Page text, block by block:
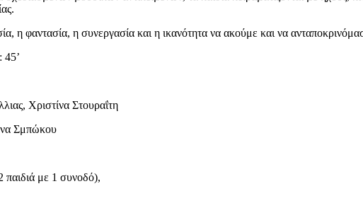
η φαντασία, η συνεργασία και η ικανότητα να ακούμε και να
45’
Χριστίνα Στουραΐτη
Σμπώκου
παιδιά με 1 συνοδό),